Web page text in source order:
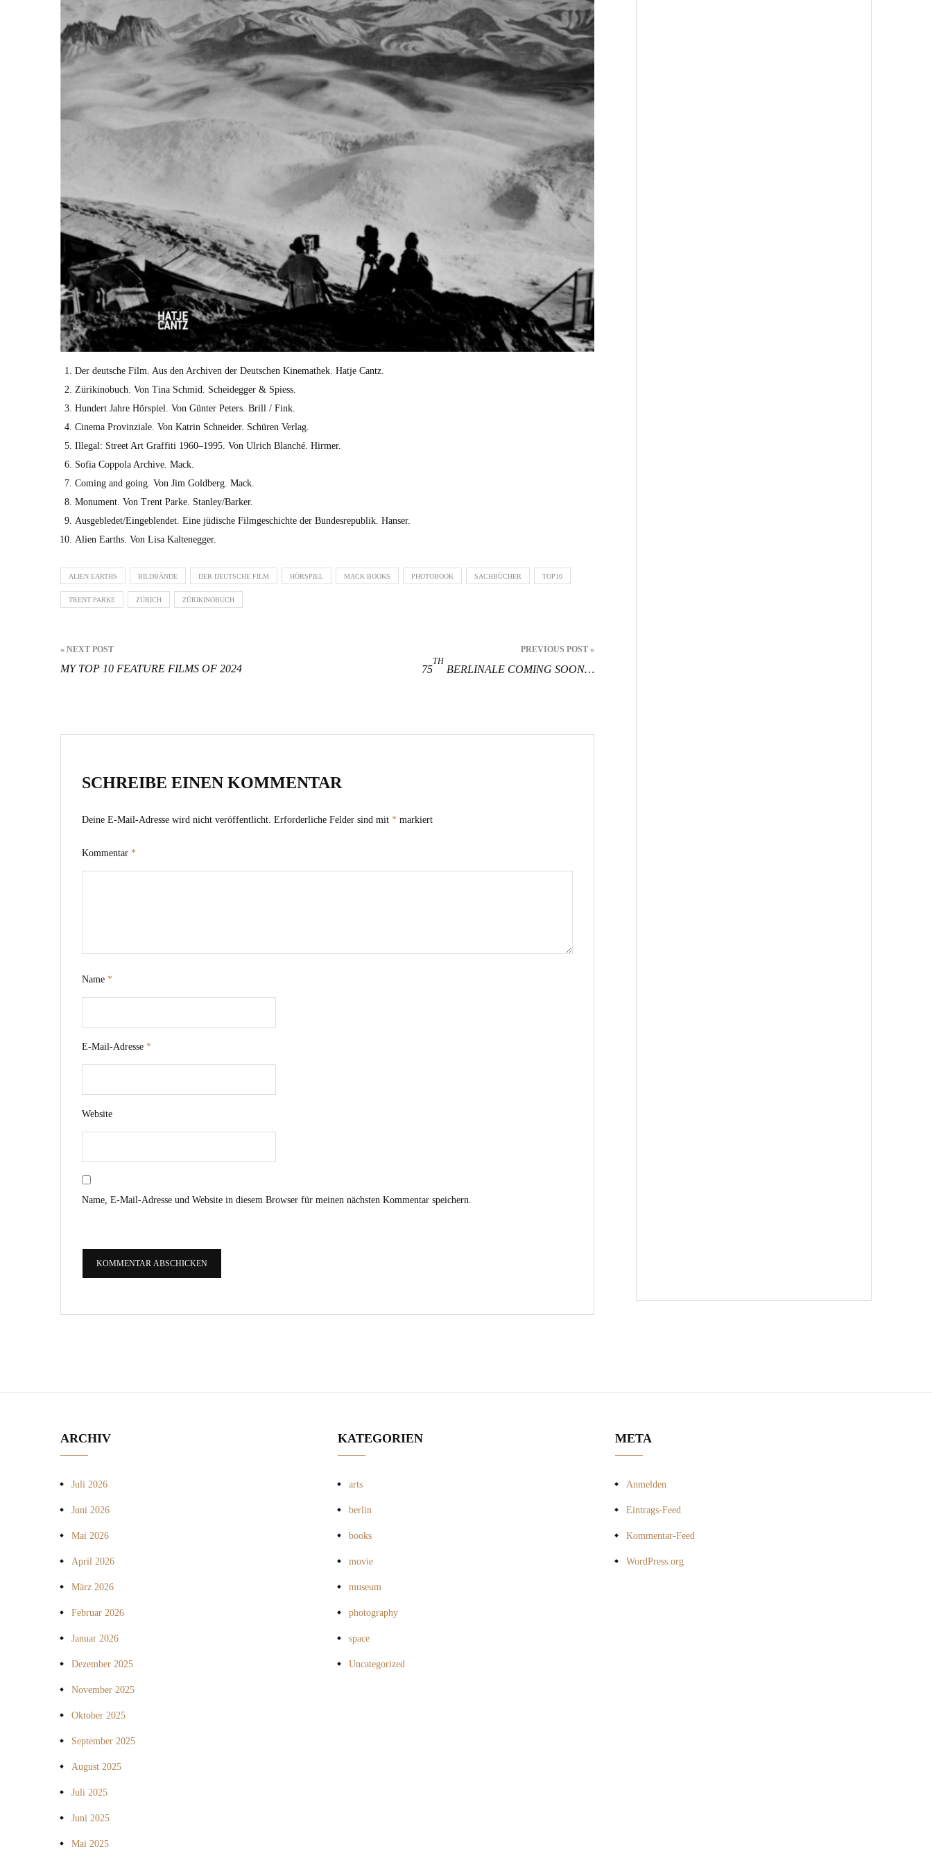
Der deutsche Film. Aus den Archiv­en der Deutschen Kine­math­ek. Hat­je Cantz.
Züriki­nobuch. Von Tina Schmid. Schei­deg­ger & Spiess.
Hun­dert Jahre Hör­spiel. Von Gün­ter Peters. Brill / Fink.
Cin­e­ma Prov­inziale. Von Katrin Schnei­der. Schüren Ver­lag.
Ille­gal: Street Art Graf­fi­ti 1960–1995. Von Ulrich Blanché. Hirmer.
Sofia Cop­po­la Archive. Mack.
Com­ing and going. Von Jim Gold­berg. Mack.
Mon­u­ment. Von Trent Parke. Stanley/Barker.
Ausgebledet/Eingeblendet. Eine jüdis­che Filmgeschichte der Bun­desre­pub­lik. Hanser.
Alien Earths. Von Lisa Kalteneg­ger.
ALIEN EARTHS BILDBÄNDE DER DEUTSCHE FILM HÖRSPIEL MACK BOOKS PHOTOBOOK SACHBÜCHER TOP10
TRENT PARKE ZÜRICH ZÜRIKINOBUCH
PREVIOUS POST »
75
TH
BERLINALE COMING SOON…
« NEXT POST
MY TOP 10 FEATURE FILMS OF 2024
SCHREIBE EINEN KOMMENTAR
Deine E-Mail-Adresse wird nicht veröffentlicht. Erforderliche Felder sind mit * markiert
Kommentar *
Name *
E-Mail-Adresse *
Website
Name, E-Mail-Adresse und Website in diesem Browser für meinen nächsten Kommentar speichern.
ARCHIV
Juli 2026
Juni 2026
Mai 2026
April 2026
März 2026
Februar 2026
Januar 2026
Dezember 2025
November 2025
Oktober 2025
September 2025
August 2025
Juli 2025
Juni 2025
Mai 2025
KATEGORIEN
arts
berlin
books
movie
museum
photography
space
Uncategorized
META
Anmelden
Eintrags-Feed
Kommentar-Feed
WordPress.org